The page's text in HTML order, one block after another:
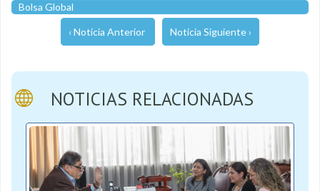
Bolsa Global
‹ Noticia Anterior Noticia Siguiente ›
NOTICIAS RELACIONADAS